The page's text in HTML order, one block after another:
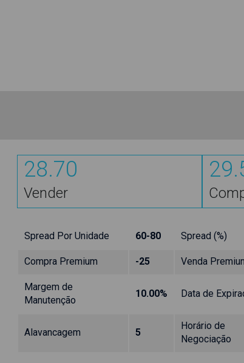
28.70
Vender
Spread Por Unidade 60-80 Spread (%)
Compra Premium -25 Venda
Margem de
Manutenção
10.00% Data de
Alavancagem 5
Horário de
Negociação